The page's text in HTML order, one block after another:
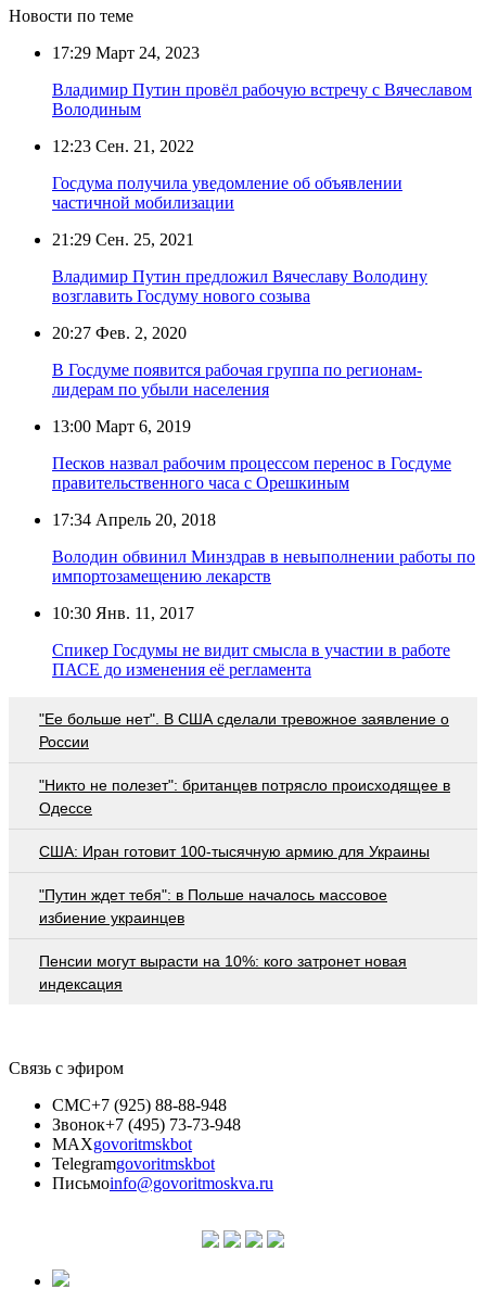
Новости по теме
17:29 Март 24, 2023
Владимир Путин провёл рабочую встречу с Вячеславом
Володиным
12:23 Сен. 21, 2022
Госдума получила уведомление об объявлении
частичной мобилизации
21:29 Сен. 25, 2021
Владимир Путин предложил Вячеславу Володину
возглавить Госдуму нового созыва
20:27 Фев. 2, 2020
В Госдуме появится рабочая группа по регионам-
лидерам по убыли населения
13:00 Март 6, 2019
Песков назвал рабочим процессом перенос в Госдуме
правительственного часа с Орешкиным
17:34 Апрель 20, 2018
Володин обвинил Минздрав в невыполнении работы по
импортозамещению лекарств
10:30 Янв. 11, 2017
Спикер Госдумы не видит смысла в участии в работе
ПАСЕ до изменения её регламента
"Ее больше нет". В США сделали тревожное заявление о
России
"Никто не полезет": британцев потрясло происходящее в
Одессе
США: Иран готовит 100-тысячную армию для Украины
"Путин ждет тебя": в Польше началось массовое
избиение украинцев
Пенсии могут вырасти на 10%: кого затронет новая
индексация
Связь с эфиром
СМС+7 (925) 88-88-948
Звонок+7 (495) 73-73-948
MAXgovoritmskbot
Telegramgovoritmskbot
Письмоinfo@govoritmoskva.ru